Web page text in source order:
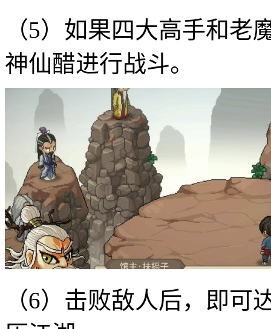
（5）如果四大高手和
神仙醋进行战斗。‌
（6）击败敌人后，‌即